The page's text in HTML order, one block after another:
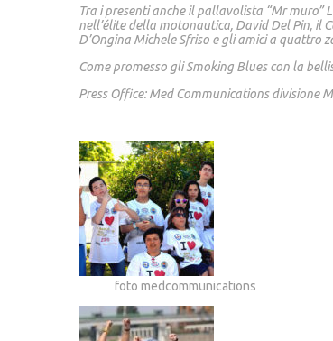
Tra i presenti anche il pallavolista “Mr muro”
nell’élite della motonautica, David Del Pin, il
D’Ongina Michele Sfriso e gli amici a quattro
Come promesso gli Smoking Blues con la
Press Office: Med Communications
foto medcommunications